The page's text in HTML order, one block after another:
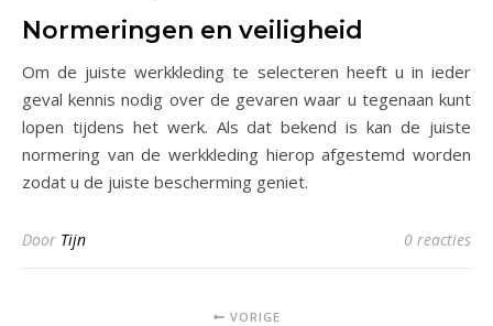
Normeringen en veiligheid
Om de juiste werkkleding te selecteren heeft u in ieder
geval kennis nodig over de gevaren waar u tegenaan kunt
lopen tijdens het werk. Als dat bekend is kan de juiste
normering van de werkkleding hierop afgestemd worden
zodat u de juiste bescherming geniet.
Door Tijn 0 reacties
VORIGE